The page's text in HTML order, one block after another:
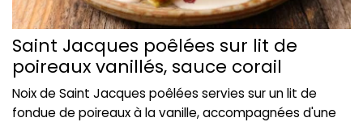
Saint Jacques poêlées sur lit de
poireaux vanillés, sauce corail
Noix de Saint Jacques poêlées servies sur un lit de
fondue de poireaux à la vanille, accompagnées d'une